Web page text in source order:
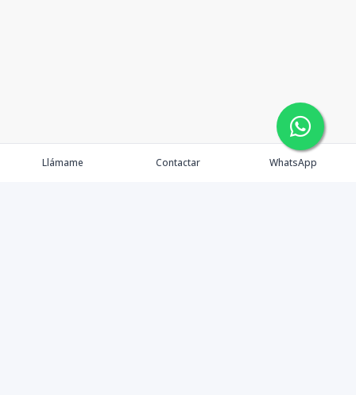
Llámame Contactar WhatsApp